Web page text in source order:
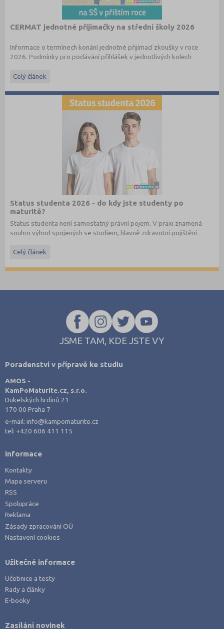
CERMAT jednotné přijímačky na střední školy 2026
Informace o termínech konání jednotné přijímací zkoušky v roce
2026. Podmínky pro podávání přihlášek v jednotlivých kolech
Celý článek
Status studenta 2026 - do kdy jste studenty po
maturitě?
Status studenta není samostatný právní pojem. V praxi znamená
souhrn výhod spojených se studiem, hlavně zdravotní pojištění
Celý článek
JSME TAM, KDE JSTE VY
Poradenství v přípravě ke studiu
AMOS -
KamPoMaturite.cz, s.r.o.
Dukelských hrdinů 21
170 00 Praha 7
e-mail:info@kampomaturite.cz
tel: +420 606 411 115
Informace
Kontakty
Mapa serveru
RSS
Spolupráce
Reklama
Zásady zpracování OÚ
Nastavení cookies
Užitečné informace
Učebnice a testy
Rady a články
E-booky
Zasílání novinek